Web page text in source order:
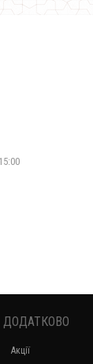
з розрізами
ДОДАТКОВО
Акції